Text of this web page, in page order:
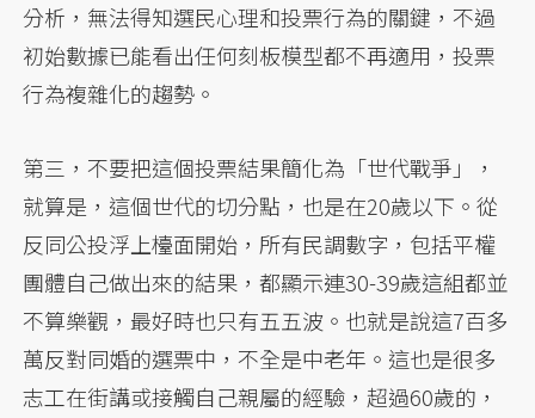
分析，無法得知選民心理和投票行為的關鍵，不過
初始數據已能看出任何刻板模型都不再適用，投票
行為複雜化的趨勢。
第三，不要把這個投票結果簡化為「世代戰爭」，
就算是，這個世代的切分點，也是在20歲以下。從
反同公投浮上檯面開始，所有民調數字，包括平權
團體自己做出來的結果，都顯示連30-39歲這組都並
不算樂觀，最好時也只有五五波。也就是說這7百多
萬反對同婚的選票中，不全是中老年。這也是很多
志工在街講或接觸自己親屬的經驗，超過60歲的，